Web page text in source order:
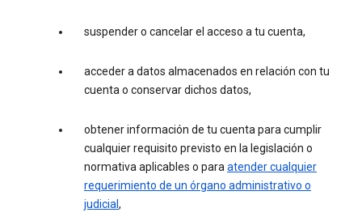
suspender o cancelar el acceso a tu cuenta,
acceder a datos almacenados en relación con tu
cuenta o conservar dichos datos,
obtener información de tu cuenta para cumplir
cualquier requisito previsto en la legislación o
normativa aplicables o paraatender cualquier
requerimiento de un órgano administrativo o
judicial,